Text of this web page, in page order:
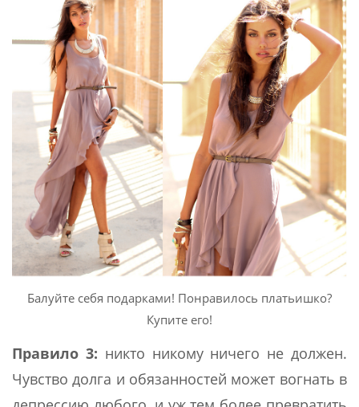
Балуйте себя подарками! Понравилось платьишко?
Купите его!
Правило 3: никто никому ничего не должен.
Чувство долга и обязанностей может вогнать в